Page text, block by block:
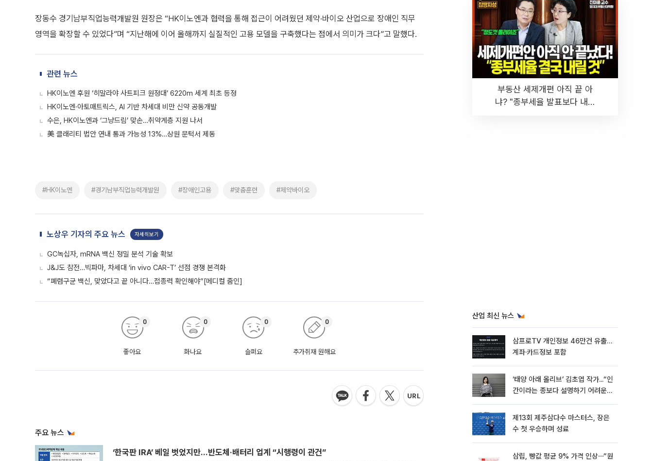
장동수 경기남부직업능력개발원 원장은 “HK이노엔과 협력을 통해 접근이 어려웠던 제약·바이오 산업으로 장애인 직무
영역을 확장할 수 있었다”며 “지난해에 이어 올해까지 실질적인 고용 모델을 구축했다는 점에서 의미가 크다”고 말했다.
관련 뉴스
HK이노엔 후원 ‘히말라야 사트피크 원정대’ 6220m 세계 최초 등정
HK이노엔·아토매트릭스, AI 기반 차세대 비만 신약 공동개발
수은, HK이노엔과 ‘그냥드림’ 맞손…취약계층 지원 나서
美 클래리티 법안 연내 통과 가능성 13%…상원 문턱서 제동
#HK이노엔 #경기남부직업능력개발원 #장애인고용 #맞춤훈련 #제약바이오
노상우 기자의 주요 뉴스 자세히보기
GC녹십자, mRNA 백신 정밀 분석 기술 확보
J&J도 참전…빅파마, 차세대 ‘in vivo CAR-T’ 선점 경쟁 본격화
“폐렴구균 백신, 맞았다고 끝 아니다…접종력 확인해야”[메디컬 줌인]
좋아요
0
화나요
0
슬퍼요
0
추가취재 원해요
0
주요 뉴스
‘한국판 IRA’ 베일 벗었지만…반도체·배터리 업계 “시행령이 관건”
부동산 세제개편 아직 끝 아
냐? "종부세율 발표보다 내릴
산업 최신 뉴스
삼프로TV 개인정보 46만건 유출…
계좌·카드정보 포함
‘태양 아래 올리브’ 김초엽 작가...“인
간이라는 종보다 설명하기 어려운
뷰]
제13회 제주삼다수 마스터스, 장은
수 첫 우승하며 성료
삼립, 빵값 평균 9% 가격 인상⋯“원